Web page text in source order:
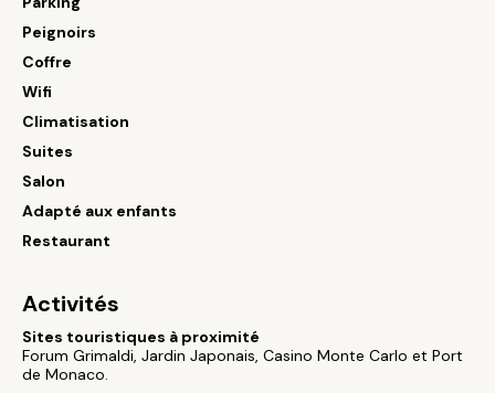
Peignoirs
Coffre
Wifi
Climatisation
Suites
Salon
Adapté aux enfants
Restaurant
Activités
Sites touristiques à proximité
Forum Grimaldi, Jardin Japonais, Casino Monte Carlo et Port
de Monaco.